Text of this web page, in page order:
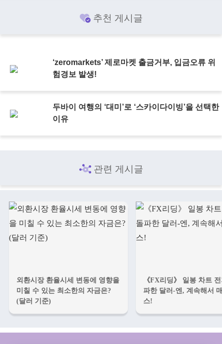
추천 게시글
‘zeromarkets’ 제로마켓 출금거부, 입금오류 위
험경보 발생!
두바이 여행의 ‘대미’로 ‘스카이다이빙’을 선택한
이유
관련 게시글
외환시장 환율시세 변동에 영향을
미칠 수 있는 최소한의 자금은?
(달러 기준)
《FX리딩》 일봉 차트
파한 달러-엔, 계속해서
스!